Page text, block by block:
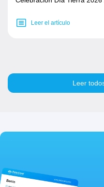
Leer el artículo
Leer